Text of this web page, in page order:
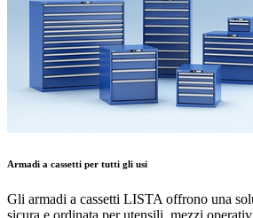
Armadi a cassetti per tutti gli usi
Gli armadi a cassetti LISTA offrono una